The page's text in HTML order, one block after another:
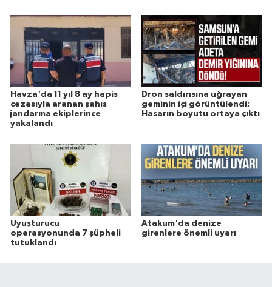
Havza'da 11 yıl 8 ay hapis
cezasıyla aranan şahıs
jandarma ekiplerince
yakalandı
Dron saldırısına uğrayan
geminin içi görüntülendi:
Hasarın boyutu ortaya çıktı
Uyuşturucu
operasyonunda 7 şüpheli
tutuklandı
Atakum'da denize
girenlere önemli uyarı